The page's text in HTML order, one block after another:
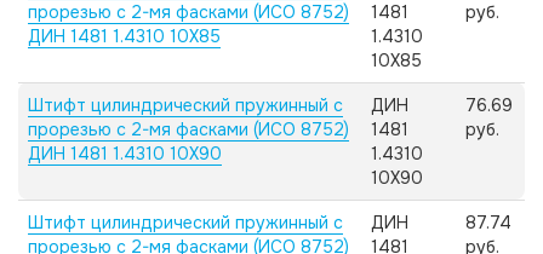
прорезью с 2-мя фасками (ИСО 8752)
ДИН 1481 1.4310 10X85
1481
1.4310
10X85
руб.
Штифт цилиндрический пружинный с
прорезью с 2-мя фасками (ИСО 8752)
ДИН 1481 1.4310 10X90
ДИН
1481
1.4310
10X90
76.69
руб.
Штифт цилиндрический пружинный с
прорезью с 2-мя фасками (ИСО 8752)
ДИН
1481
87.74
руб.